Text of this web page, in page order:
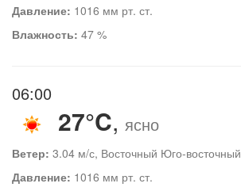
Давление: 1016 мм рт. ст.
Влажность: 47 %
06:00
27°C, ясно
Ветер: 3.04 м/с, Восточный Юго-восточный
Давление: 1016 мм рт. ст.